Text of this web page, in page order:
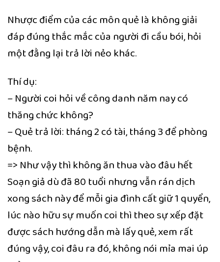
Nhược điểm của các môn quẻ là không giải
đáp đúng thắc mắc của người đi cầu bói, hỏi
một đằng lại trả lời nẻo khác.
Thí dụ:
– Người coi hỏi về công danh năm nay có
thăng chức không?
– Quẻ trả lời: tháng 2 có tài, tháng 3 để phòng
bệnh.
=> Như vậy thì không ăn thua vào đâu hết
Soạn giả dù đã 80 tuổi nhưng vẫn rán dịch
xong sách này để mỗi gia đình cất giữ 1 quyển,
lúc nào hữu sự muốn coi thì theo sự xếp đặt
được sách hướng dẫn mà lấy quẻ, xem rất
đúng vậy, coi đâu ra đó, không nói mỉa mai úp